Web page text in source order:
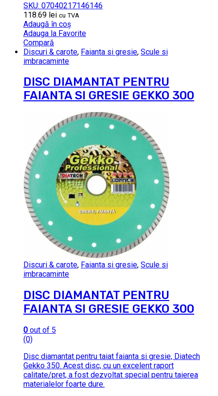
SKU: 07040217146146
118.69 lei cu TVA
Adaugă în coș
Adauga la Favorite
Compară
Discuri & carote, Faianta si gresie, Scule si
imbracaminte
DISC DIAMANTAT PENTRU
FAIANTA SI GRESIE GEKKO 300
Discuri & carote, Faianta si gresie, Scule si
imbracaminte
DISC DIAMANTAT PENTRU
FAIANTA SI GRESIE GEKKO 300
0 out of 5
(0)
Disc diamantat pentru taiat faianta si gresie, Diatech
Gekko 350. Acest disc, cu un excelent raport
calitate/pret, a fost dezvoltat special pentru taierea
materialelor foarte dure.